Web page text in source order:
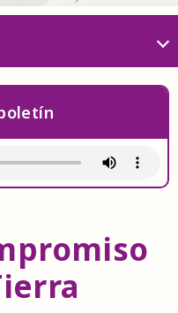
transformación